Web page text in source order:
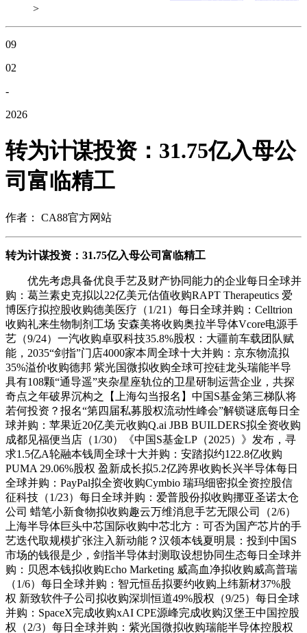
>
09
02
-
2026
转为计谋投资：31.75亿入母公
司富临精工
作者： CA88官方网站
转为计谋投资：31.75亿入母公司富临精工
优先考虑具备优良手艺及财产协同能力的企业每日全球并
购：葛兰素史克拟以22亿美元估值收购RAPT Therapeutics 爱
博医疗拟控股收购德美医疗（1/21）每日全球并购：Celltrion
收购礼来生物制剂工场 安森美将收购奥拉半导体Vcore电源手
艺（9/24）一汽收购卓驭科技35.8%股权：大疆前车载团队赋
能，2035“剑指”门店4000家本周全球十大并购：京东物流拟
35%溢价收购德邦 紫光国微拟收购全球可控硅龙头瑞能半导
具有108颗“通导遥”夹杂星座轨位的卫星研制运营企业，共探
奇点之年破界沉构之【上海勾当报名】中国S基金第三梯队将
若何投资？报名“第四届私募股权流动性峰会”解锁谜底每日全
球并购：苹果近20亿美元收购Q.ai JBB BUILDERS拟全资收购
成都见福便当店（1/30）《中国S基金LP（2025）》发布，寻
求1.5亿A轮融本钱周全球十大并购：安踏拟约122.8亿收购
PUMA 29.06%股权 盈新成长拟5.2亿跨界收购长兴半导体每日
全球并购：PayPal拟全资收购Cymbio 瑞玛细密拟全资控股信
征科技（1/23）每日全球并购：爱普股份拟收购挪亚圣诺太仓
公司 蜡笔小新食物拟收购趣云万维消息手艺无限公司（2/6）
上海半导体巨头中芯国际收购中芯北方：可否为国产芯片的手
艺迭代取规模扩张注入新动能？汉领本钱夏明晨：投到中国S
市场的钱很是少，剑指半导体封测取设想协同生态每日全球并
购：贝恩本钱拟收购Echo Marketing 威高血净拟收购威高普瑞
（1/6）每日全球并购：智元恒岳拟要约收购上纬新材37%股
权 新致软件子公司拟收购深圳恒道49%股权（9/25）每日全球
并购：SpaceX完成收购xAI CPE源峰完成收购汉堡王中国控股
权（2/3）每日全球并购：紫光国微拟收购瑞能半导体控股权